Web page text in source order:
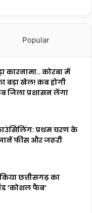
Popular
कारनामा.. कोरबा में
बड़ा खेल! कब होगी
जिला प्रशासन लेंगा
प्रथम चरण के
फीस और जरूरी
छत्तीसगढ़ का
‘कोशल फैब’